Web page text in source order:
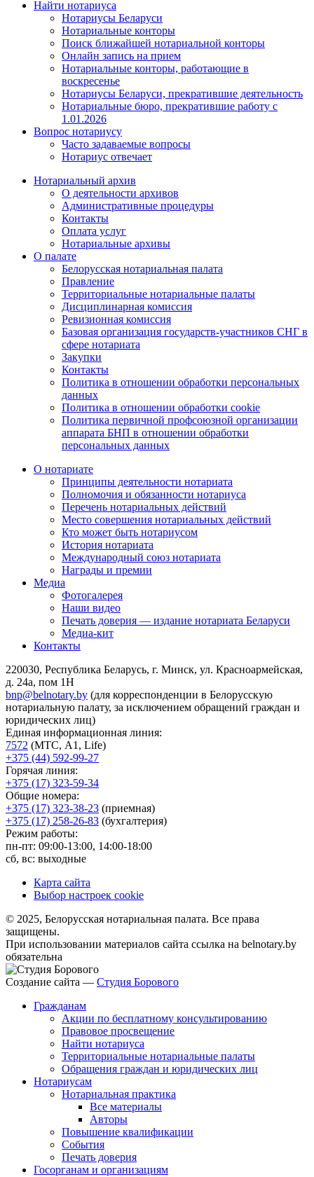
Найти нотариуса
Нотариусы Беларуси
Нотариальные конторы
Поиск ближайшей нотариальной конторы
Онлайн запись на прием
Нотариальные конторы, работающие в
воскресенье
Нотариусы Беларуси, прекратившие деятельность
Нотариальные бюро, прекратившие работу с
1.01.2026
Вопрос нотариусу
Часто задаваемые вопросы
Нотариус отвечает
Нотариальный архив
О деятельности архивов
Административные процедуры
Контакты
Оплата услуг
Нотариальные архивы
О палате
Белорусская нотариальная палата
Правление
Территориальные нотариальные палаты
Дисциплинарная комиссия
Ревизионная комиссия
Базовая организация государств-участников СНГ в
сфере нотариата
Закупки
Контакты
Политика в отношении обработки персональных
данных
Политика в отношении обработки cookie
Политика первичной профсоюзной организации
аппарата БНП в отношении обработки
персональных данных
О нотариате
Принципы деятельности нотариата
Полномочия и обязанности нотариуса
Перечень нотариальных действий
Место совершения нотариальных действий
Кто может быть нотариусом
История нотариата
Международный союз нотариата
Награды и премии
Медиа
Фотогалерея
Наши видео
Печать доверия — издание нотариата Беларуси
Медиа-кит
Контакты
220030, Республика Беларусь, г. Минск, ул. Красноармейская,
д. 24а, пом 1Н
bnp@belnotary.by (для корреспонденции в Белорусскую
нотариальную палату, за исключением обращений граждан и
юридических лиц)
Единая информационная линия:
7572 (МТС, A1, Life)
+375 (44) 592-99-27
Горячая линия:
+375 (17) 323-59-34
Общие номера:
+375 (17) 323-38-23 (приемная)
+375 (17) 258-26-83 (бухгалтерия)
Режим работы:
пн-пт: 09:00-13:00, 14:00-18:00
сб, вс: выходные
Карта сайта
Выбор настроек cookie
© 2025, Белорусская нотариальная палата. Все права
защищены.
При использовании материалов сайта ссылка на belnotary.by
обязательна
Создание сайта — Студия Борового
Гражданам
Акции по бесплатному консультированию
Правовое просвещение
Найти нотариуса
Территориальные нотариальные палаты
Обращения граждан и юридических лиц
Нотариусам
Нотариальная практика
Все материалы
Авторы
Повышение квалификации
События
Печать доверия
Госорганам и организациям